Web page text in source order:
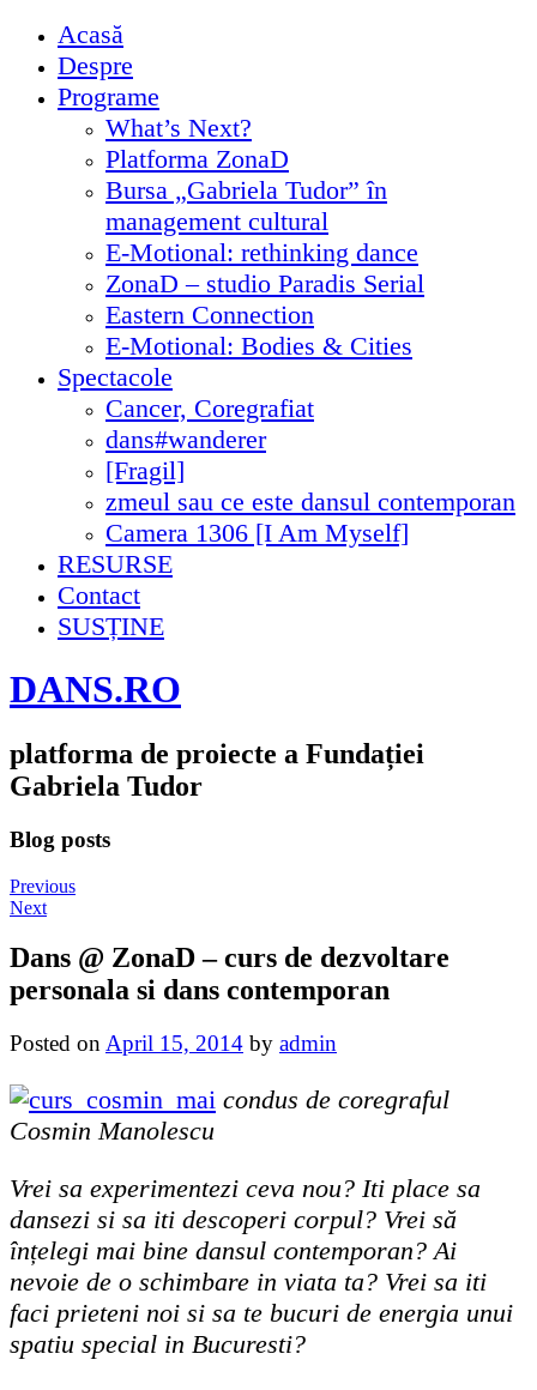
Acasă
Despre
Programe
What’s Next?
Platforma ZonaD
Bursa „Gabriela Tudor” în
management cultural
E-Motional: rethinking dance
ZonaD – studio Paradis Serial
Eastern Connection
E-Motional: Bodies & Cities
Spectacole
Cancer, Coregrafiat
dans#wanderer
[Fragil]
zmeul sau ce este dansul contemporan
Camera 1306 [I Am Myself]
RESURSE
Contact
SUSȚINE
DANS.RO
platforma de proiecte a Fundației
Gabriela Tudor
Blog posts
Previous
Next
Dans @ ZonaD – curs de dezvoltare
personala si dans contemporan
Posted onApril 15, 2014 by admin
condus de coregraful
Cosmin Manolescu
Vrei sa experimentezi ceva nou? Iti place sa
dansezi si sa iti descoperi corpul? Vrei să
înțelegi mai bine dansul contemporan? Ai
nevoie de o schimbare in viata ta? Vrei sa iti
faci prieteni noi si sa te bucuri de energia unui
spatiu special in Bucuresti?